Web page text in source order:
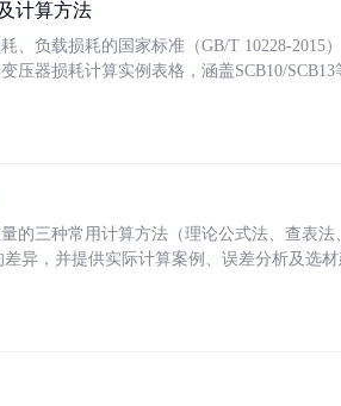
计算方法
、负载损耗的国家标准（GB/T 10228-2015
压器损耗计算实例表格，涵盖SCB10/
的三种常用计算方法（理论公式法、查表
差异，并提供实际计算案例、误差分析及选